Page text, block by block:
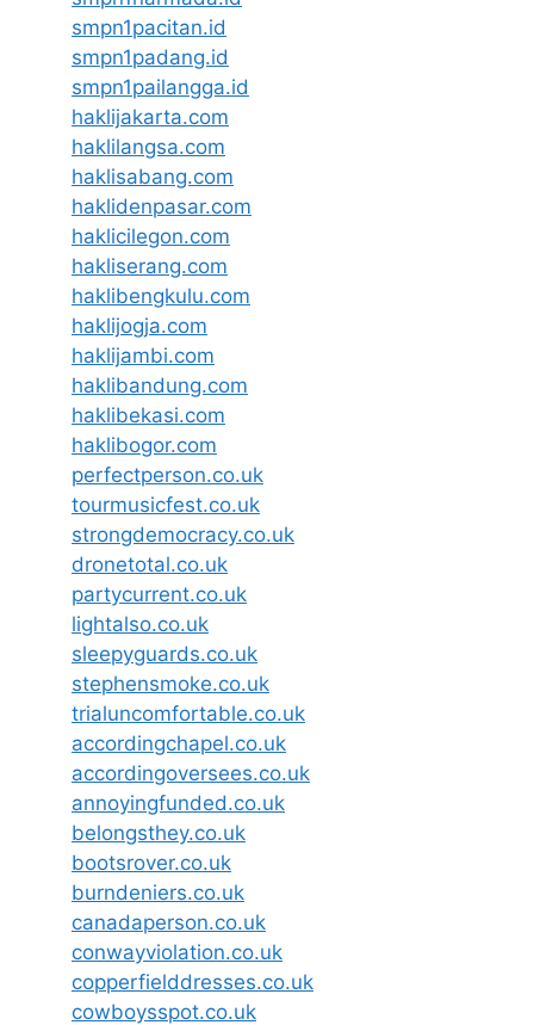
smpn1pacitan.id
smpn1padang.id
smpn1pailangga.id
haklijakarta.com
haklilangsa.com
haklisabang.com
haklidenpasar.com
haklicilegon.com
hakliserang.com
haklibengkulu.com
haklijogja.com
haklijambi.com
haklibandung.com
haklibekasi.com
haklibogor.com
perfectperson.co.uk
tourmusicfest.co.uk
strongdemocracy.co.uk
dronetotal.co.uk
partycurrent.co.uk
lightalso.co.uk
sleepyguards.co.uk
stephensmoke.co.uk
trialuncomfortable.co.uk
accordingchapel.co.uk
accordingoversees.co.uk
annoyingfunded.co.uk
belongsthey.co.uk
bootsrover.co.uk
burndeniers.co.uk
canadaperson.co.uk
conwayviolation.co.uk
copperfielddresses.co.uk
cowboysspot.co.uk